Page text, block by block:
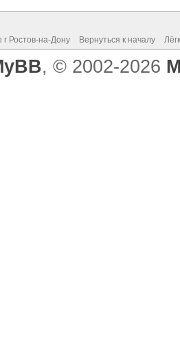
Ростов-на-Дону Вернуться к началу
, © 2002-2026